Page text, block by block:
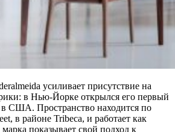
усиливает присутствие на
в Нью-Йорке открылся его первый
США. Пространство находится по
в районе Tribeca, и работает как
показывает свой подход к